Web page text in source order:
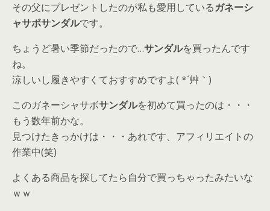
その父にプレゼントしたのが私も愛用しているガネーシ
ャサボサンダルです。
ちょうど暑い季節だったので…サンダルを買ったんです
ね。
涼しいし履きやすくておすすめですよ( *´艸｀)
このガネーシャサボサンダルを初めて買ったのは・・・
もう数年前かな。
見つけたきっかけは・・・あれです、アフィリエイトの
作業中(笑)
よくある商品を探してたら自分で買っちゃったみたいな
ｗｗ